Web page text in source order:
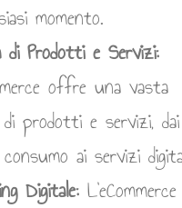
momento.
di Prodotti e Servizi:
offre una vasta
di prodotti e servizi, dai
ai servizi
Digitale: